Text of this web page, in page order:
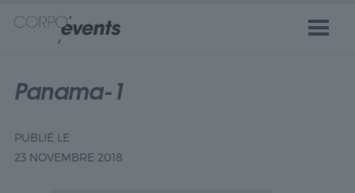
Panama-1
PUBLIÉ LE
23 NOVEMBRE 2018